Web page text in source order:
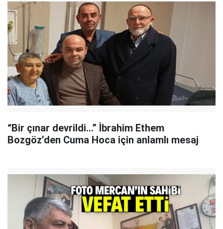
“Bir çınar devrildi…” İbrahim Ethem
Bozgöz’den Cuma Hoca için anlamlı mesaj